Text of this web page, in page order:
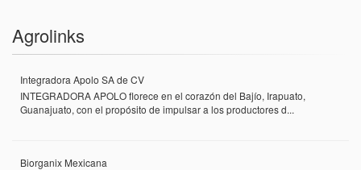
Agrolinks
Integradora Apolo SA de CV
INTEGRADORA APOLO florece en el corazón del Bajío, Irapuato,
Guanajuato, con el propósito de impulsar a los productores d...
Biorganix Mexicana